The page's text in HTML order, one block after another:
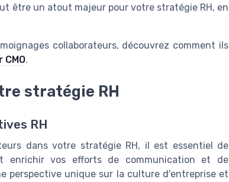
être un atout majeur pour votre stratégie RH, en
collaborateurs, découvrez comment ils
.
stratégie RH
RH
dans votre stratégie RH, il est essentiel de
enrichir vos efforts de communication et de
perspective unique sur la culture d'entreprise et